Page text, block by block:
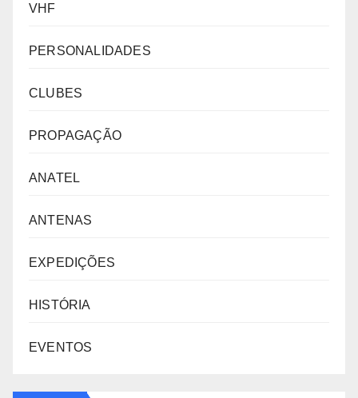
VHF
PERSONALIDADES
CLUBES
PROPAGAÇÃO
ANATEL
ANTENAS
EXPEDIÇÕES
HISTÓRIA
EVENTOS